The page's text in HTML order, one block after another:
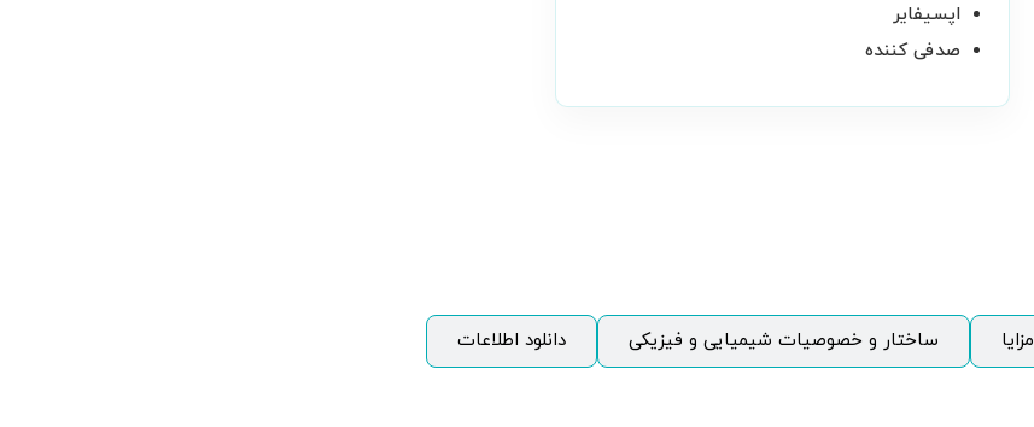
اپسیفایر
صدفی کننده
مزایا ساختار و خصوصیات شیمیایی و فیزیکی دانلود اطلاعات